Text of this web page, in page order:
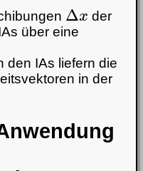
Δ
der
über eine
den IAs liefern die
in der